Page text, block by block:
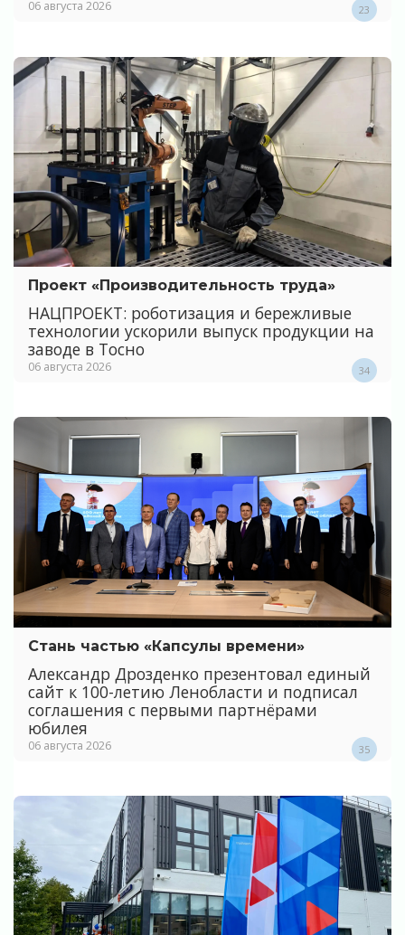
06 августа 2026 23
Проект «Производительность труда»
НАЦПРОЕКТ: роботизация и бережливые
технологии ускорили выпуск продукции на
заводе в Тосно
06 августа 2026 34
Стань частью «Капсулы времени»
Александр Дрозденко презентовал единый
сайт к 100-летию Ленобласти и подписал
соглашения с первыми партнёрами
юбилея
06 августа 2026 35